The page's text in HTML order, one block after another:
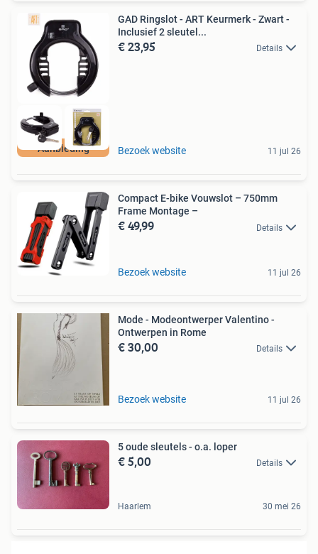
Aanbieding
GAD Ringslot - ART Keurmerk - Zwart -
Inclusief 2 sleutel...
€ 23,95 Details
Bezoek website 11 jul 26
Compact E-bike Vouwslot – 750mm
Frame Montage –
€ 49,99 Details
Bezoek website 11 jul 26
Mode - Modeontwerper Valentino -
Ontwerpen in Rome
€ 30,00 Details
Bezoek website 11 jul 26
5 oude sleutels - o.a. loper
€ 5,00 Details
Haarlem 30 mei 26